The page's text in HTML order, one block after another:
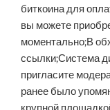
биткоина для
вы можете
моментально;В
ссылки;Система
пригласите
ранее было